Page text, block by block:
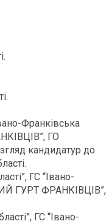
Франківська
ГО
кандидатур до
ГС “Івано-
ГУРТ ФРАНКІВЦІВ”,
ГС “Івано-